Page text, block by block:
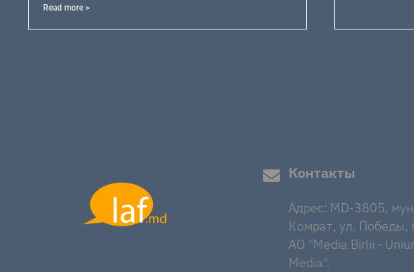
Read more >
Контакты
Адрес: MD-3805,
Комрат, ул. Победы,
AO "Media Birlii -
Media".